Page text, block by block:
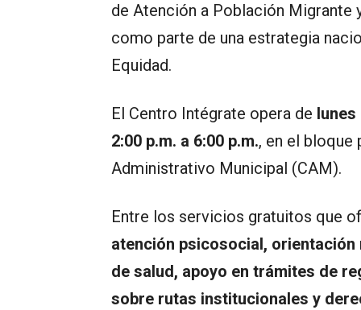
de Atención a Población Migrante
como parte de una estrategia
Equidad.
El Centro Intégrate opera de lunes
2:00 p.m. a 6:00 p.m., en el bloque
Administrativo Municipal (CAM).
Entre los servicios gratuitos que
atención psicosocial,
de salud, apoyo en trámites de
sobre rutas institucionales y